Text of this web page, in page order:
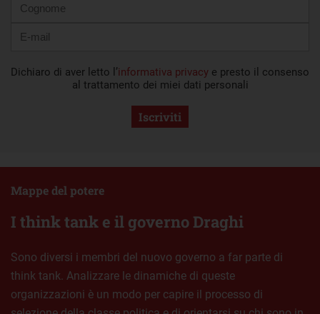
Dichiaro di aver letto l’informativa privacy e presto il consenso
al trattamento dei miei dati personali
Iscriviti
I think tank e il governo Draghi
Mappe del potere
Sono diversi i membri del nuovo governo a far parte di
think tank. Analizzare le dinamiche di queste
organizzazioni è un modo per capire il processo di